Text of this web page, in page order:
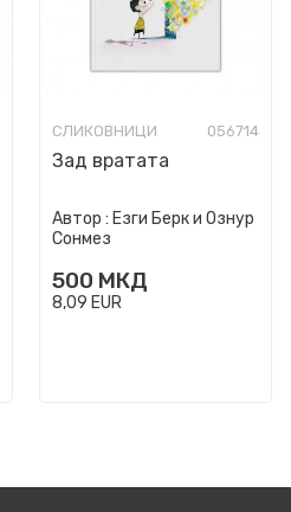
СЛИКОВНИЦИ 056714
Зад вратата
Автор : Езги Берк и Ознур
Сонмез
500 МКД
8,09 EUR